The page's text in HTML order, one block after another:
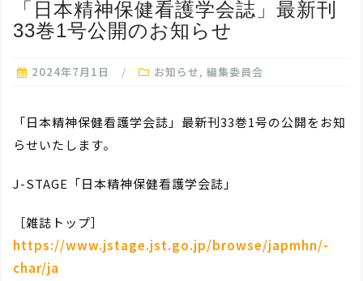
「日本精神保健看護学会誌」最新刊
33巻1号公開のお知らせ
2024年7月1日 お知らせ, 編集委員会
「日本精神保健看護学会誌」最新刊33巻1号の公開をお知
らせいたします。
J-STAGE「日本精神保健看護学会誌」
［雑誌トップ］
https://www.jstage.jst.go.jp/browse/japmhn/-
char/ja